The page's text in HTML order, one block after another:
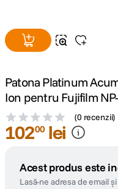
Patona Platinum
Ion pentru Fujifilm
(0 recenzii)
10200 lei
Acest produs este
Lasă-ne adresa de email